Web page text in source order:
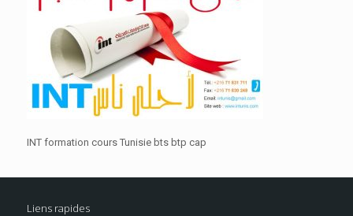
INT formation cours Tunisie bts btp cap
Liens rapides